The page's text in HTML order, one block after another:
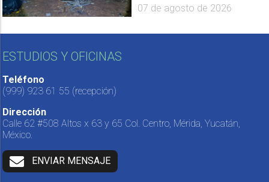
07 de agosto de 2026
ESTUDIOS Y OFICINAS
Teléfono
(999) 923 61 55 (recepción)
Dirección
Calle 62 #508 Altos x 63 y 65 Col. Centro, Mérida, Yucatán,
México.
ENVIAR MENSAJE